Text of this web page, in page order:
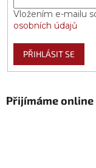
Vložením e-mailu
osobních údajů
PŘIHLÁSIT SE
Přijímáme